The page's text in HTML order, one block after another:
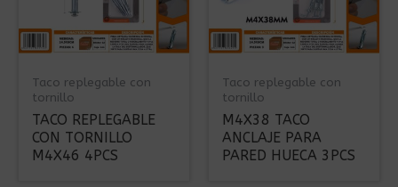
Taco replegable con
tornillo
TACO REPLEGABLE
CON TORNILLO
M4X46 4PCS
Taco replegable con
tornillo
M4X38 TACO
ANCLAJE PARA
PARED HUECA 3PCS